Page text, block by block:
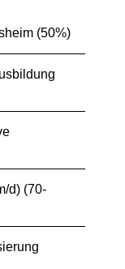
(50%)
d) (70-